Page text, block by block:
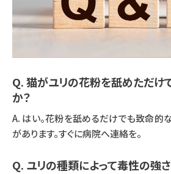
Q. 猫がユリの花粉を舐めただけ
か？
A. はい。花粉を舐めるだけでも致命的
があります。すぐに病院へ連絡を。
Q. ユリの種類によって毒性の強